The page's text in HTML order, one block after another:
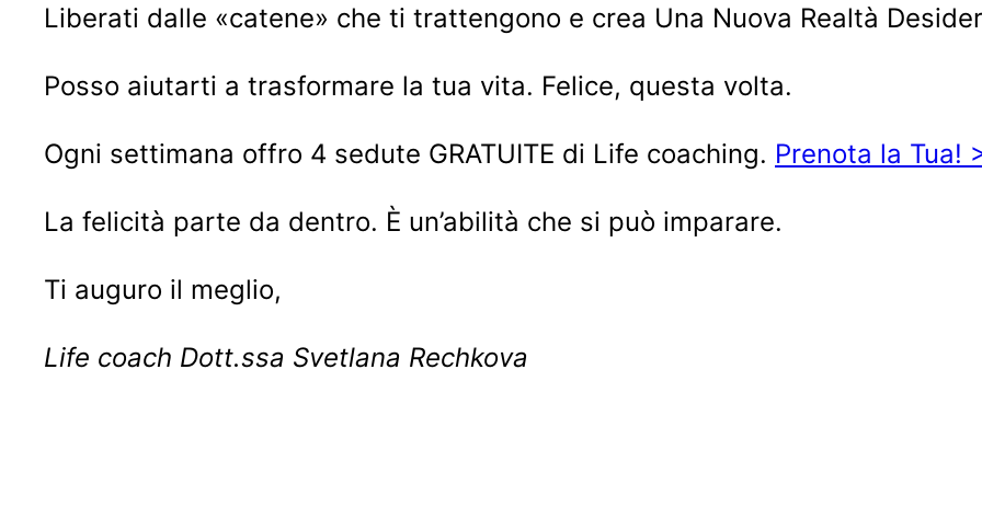
Liberati dalle «catene» che ti trattengono e crea Una Nuova Realtà
Posso aiutarti a trasformare la tua vita. Felice, questa volta.
Ogni settimana offro 4 sedute GRATUITE di Life coaching. Prenota la Tua!
La felicità parte da dentro. È un’abilità che si può imparare.
Ti auguro il meglio,
Life coach Dott.ssa Svetlana Rechkova